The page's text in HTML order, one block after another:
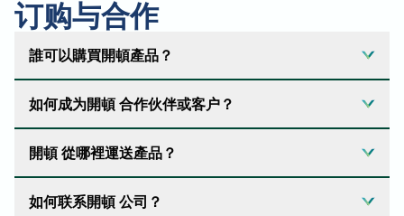
订购与合作
誰可以購買開頓產品？
开顿的客户是转售办公设备和影像用品的经销
商。目前，開頓 不直接向最终用户销售产品。但
是，我们有一长串值得信赖的经销商和分销商
名
单，企业可以与他们联系。
如何成为開頓 合作伙伴或客户？
如果您对销售Arivia多功能一体机感兴趣，请
访问我们的 "开始 "页面填写咨询表。我们的团
队将审核您提交的信息，并就如何完成注册流
開頓 從哪裡運送產品？
开 頓从位于美国、荷兰、墨西哥、巴西和新加坡
如何联系開頓 公司？